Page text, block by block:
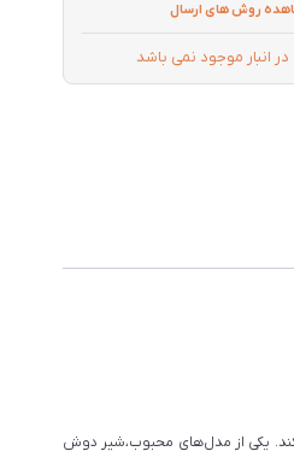
روش های ارسال
در انبار موجود نمی باشد
یکی از مدل‌های محبوب،شیر دوش